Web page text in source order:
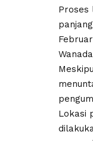
‎Proses
‎Lokasi